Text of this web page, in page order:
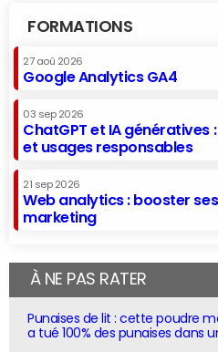
FORMATIONS
27 aoû 2026
Google Analytics GA4
03 sep 2026
ChatGPT et IA génératives
et usages responsables
21 sep 2026
Web analytics : booster
marketing
À NE PAS RATER
Punaises de lit : cette poudre
a tué 100% des punaises dans